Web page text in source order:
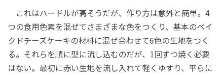
これはハードルが高そうだが、作り方は意外と簡単。4
つの食用色素を混ぜてさまざまな色をつくり、基本のベイ
クドチーズケーキの材料に混ぜ合わせて6色の生地をつく
る。それらを順に型に流し込むのだが、1回ずつ焼く必要
はない。最初に赤い生地を流し入れて軽くゆすり、平らに